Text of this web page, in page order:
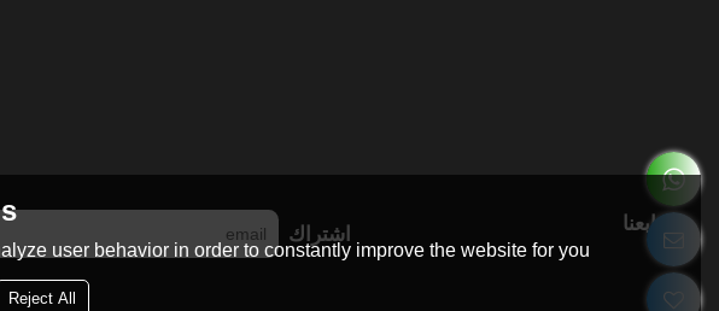
تابعنا اشتراك
user behavior in order to constantly improve the website for you.
Reject All